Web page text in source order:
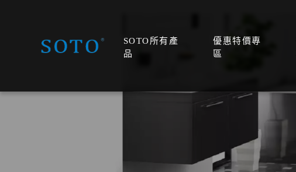
SOTO所有產
品
優惠特價專
區